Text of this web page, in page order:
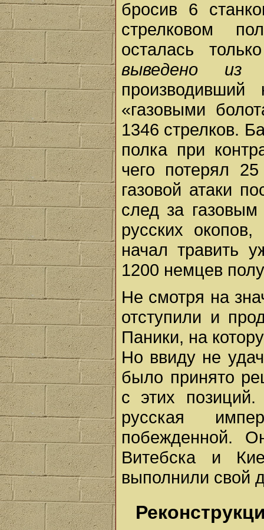
бросив 6
стрелковом
осталась
выведено из
производивший
«газовыми
1346 стрелков.
полка при
чего потерял
газовой атаки
след за
русских
начал травить
1200 немцев
Не смотря на
отступили и
Паники, на
Но ввиду не
было принято
с этих
русская
побежденной.
Витебска и
выполнили свой